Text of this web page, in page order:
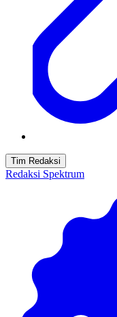
Tim Redaksi
Redaksi Spektrum